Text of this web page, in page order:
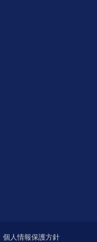
個人情報保護方針